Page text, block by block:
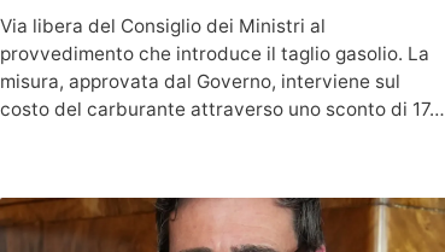
Via libera del Consiglio dei Ministri al
provvedimento che introduce il taglio gasolio. La
misura, approvata dal Governo, interviene sul
costo del carburante attraverso uno sconto di 17…